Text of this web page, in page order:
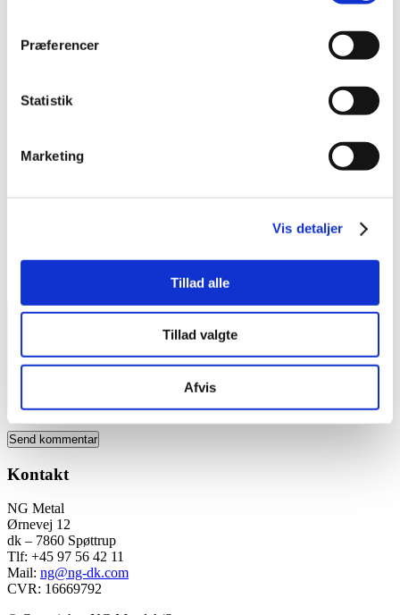
Præferencer
Statistik
Marketing
Vis detaljer
Tillad alle
Tillad valgte
Afvis
Skriv et svar
Krævede felter er
markeret med
Websted
Kontakt
NG Metal
Ørnevej 12
dk – 7860 Spøttrup
Tlf: +45 97 56 42 11
Mail: ng@ng-dk.com
CVR: 16669792